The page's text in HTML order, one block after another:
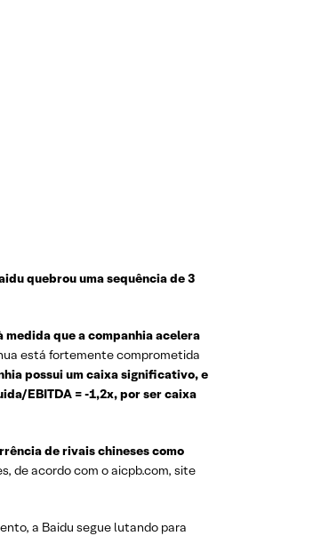
quebrou uma sequência de 3
que a companhia acelera
está fortemente comprometida
possui um caixa significativo, e
EBITDA = -1,2x, por ser caixa
de rivais chineses como
de acordo com o aicpb.com, site
a Baidu segue lutando para